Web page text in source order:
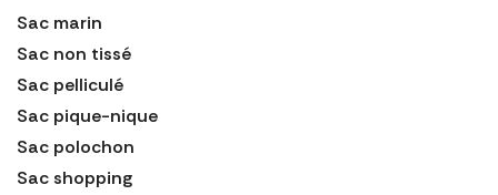
Sac marin
Sac non tissé
Sac pelliculé
Sac pique-nique
Sac polochon
Sac shopping